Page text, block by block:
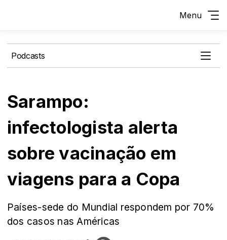
Menu
Podcasts
Sarampo:
infectologista alerta
sobre vacinação em
viagens para a Copa
Países-sede do Mundial respondem por 70%
dos casos nas Américas